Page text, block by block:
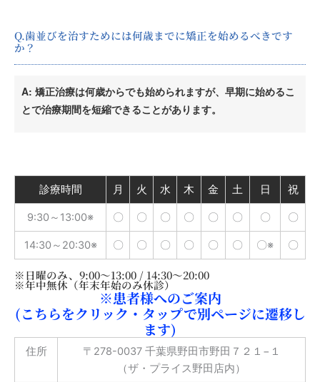
Q.歯並びを治すためには何歳までに矯正を始めるべきです
か？
A: 矯正治療は何歳からでも始められますが、早期に始めるこ
とで治療期間を短縮できることがあります。
診療時間 月 火 水 木 金 土 日 祝
9:30～13:00※ 〇 〇 〇 〇 〇 〇 〇 〇
14:30～20:30※ 〇 〇 〇 〇 〇 〇 〇※ 〇
※日曜のみ、9:00～13:00 / 14:30～20:00
※年中無休（年末年始のみ休診）
※患者様へのご案内
(こちらをクリック・タップで別ページに遷移し
ます)
住所
〒278-0037 千葉県野田市野田７２１−１
（ザ・プライス野田店内）